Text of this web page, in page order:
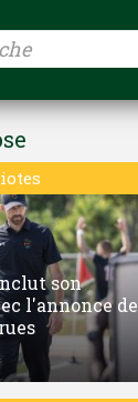
son
l'annonce de